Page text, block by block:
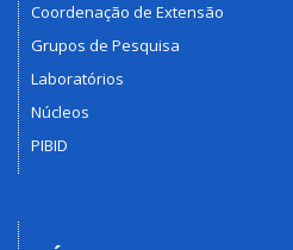
Coordenação de Extensão
Grupos de Pesquisa
Laboratórios
Núcleos
PIBID